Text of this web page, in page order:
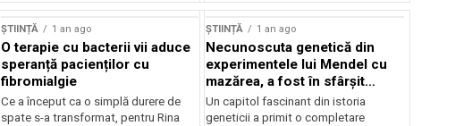
ȘTIINȚĂ 1 an ago
O terapie cu bacterii vii aduce
speranță pacienților cu
fibromialgie
Ce a început ca o simplă durere de
spate s-a transformat, pentru Rina
ȘTIINȚĂ 1 an ago
Necunoscuta genetică din
experimentele lui Mendel cu
mazărea, a fost în sfârșit
rezolvară
Un capitol fascinant din istoria
geneticii a primit o completare